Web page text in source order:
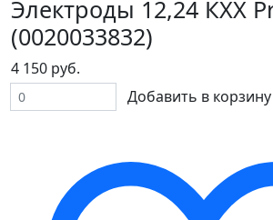
Электроды 12,24 КХХ
(0020033832)
4 150 руб.
Добавить в корзину